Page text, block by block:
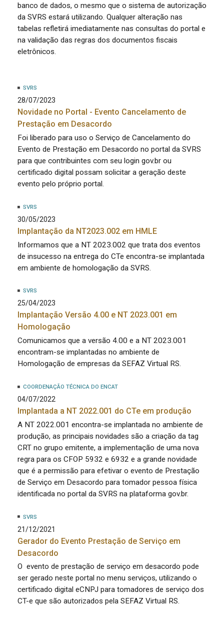
banco de dados, o mesmo que o sistema de autorização
da SVRS estará utilizando. Qualquer alteração nas
tabelas refletirá imediatamente nas consultas do portal e
na validação das regras dos documentos fiscais
eletrônicos.
SVRS
28/07/2023
Novidade no Portal - Evento Cancelamento de
Prestação em Desacordo
Foi liberado para uso o Serviço de Cancelamento do
Evento de Prestação em Desacordo no portal da SVRS
para que contribuintes com seu login gov.br ou
certificado digital possam solicitar a geração deste
evento pelo próprio portal.
SVRS
30/05/2023
Implantação da NT2023.002 em HMLE
Informamos que a NT 2023.002 que trata dos eventos
de insucesso na entrega do CTe encontra-se implantada
em ambiente de homologação da SVRS.
SVRS
25/04/2023
Implantação Versão 4.00 e NT 2023.001 em
Homologação
Comunicamos que a versão 4.00 e a NT 2023.001
encontram-se implantadas no ambiente de
Homologação de empresas da SEFAZ Virtual RS.
COORDENAÇÃO TÉCNICA DO ENCAT
04/07/2022
Implantada a NT 2022.001 do CTe em produção
A NT 2022.001 encontra-se implantada no ambiente de
produção, as principais novidades são a criação da tag
CRT no grupo emitente, a implementação de uma nova
regra para os CFOP 5932 e 6932 e a grande novidade
que é a permissão para efetivar o evento de Prestação
de Serviço em Desacordo para tomador pessoa física
identificada no portal da SVRS na plataforma gov.br.
SVRS
21/12/2021
Gerador do Evento Prestação de Serviço em
Desacordo
O evento de prestação de serviço em desacordo pode
ser gerado neste portal no menu serviços, utilizando o
certificado digital eCNPJ para tomadores de serviço dos
CT-e que são autorizados pela SEFAZ Virtual RS.